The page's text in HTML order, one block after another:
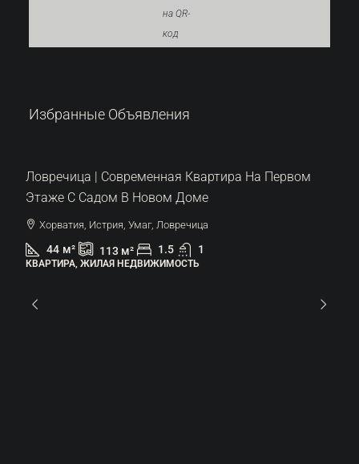
на QR-
код
Избранные Объявления
287.000 €
Ловречица | Современная Квартира На Первом
Этаже С Садом В Новом Доме
Хорватия, Истрия, Умаг, Ловречица
44 м² 113 м² 1.5 1
КВАРТИРА, ЖИЛАЯ НЕДВИЖИМОСТЬ